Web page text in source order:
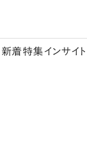
新着特集 インサイト